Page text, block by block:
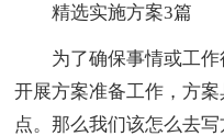
精选实施方案3篇
为了确保事情或工
开展方案准备工作，方
点。那么我们该怎么去